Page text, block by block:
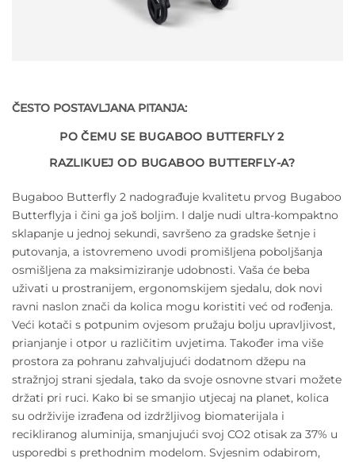
ČESTO POSTAVLJANA PITANJA:
PO ČEMU SE BUGABOO BUTTERFLY 2
RAZLIKUEJ OD BUGABOO BUTTERFLY-A?
Bugaboo Butterfly 2 nadograđuje kvalitetu prvog Bugaboo
Butterflyja i čini ga još boljim. I dalje nudi ultra-kompaktno
sklapanje u jednoj sekundi, savršeno za gradske šetnje i
putovanja, a istovremeno uvodi promišljena poboljšanja
osmišljena za maksimiziranje udobnosti. Vaša će beba
uživati ​​u prostranijem, ergonomskijem sjedalu, dok novi
ravni naslon znači da kolica mogu koristiti već od rođenja.
Veći kotači s potpunim ovjesom pružaju bolju upravljivost,
prianjanje i otpor u različitim uvjetima. Također ima više
prostora za pohranu zahvaljujući dodatnom džepu na
stražnjoj strani sjedala, tako da svoje osnovne stvari možete
držati pri ruci. Kako bi se smanjio utjecaj na planet, kolica
su održivije izrađena od izdržljivog biomaterijala i
recikliranog aluminija, smanjujući svoj CO2 otisak za 37% u
usporedbi s prethodnim modelom. Svjesnim odabirom,